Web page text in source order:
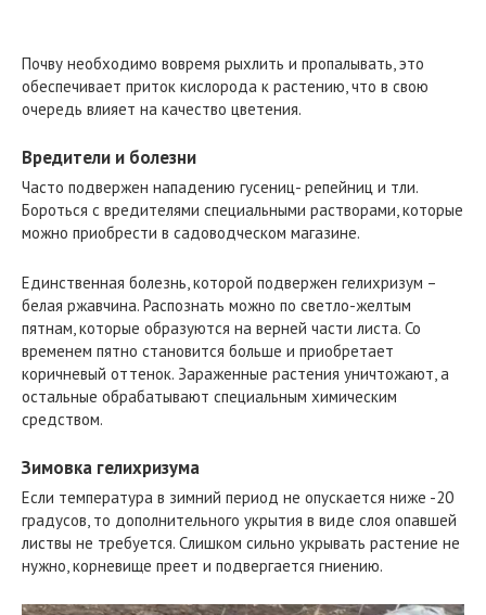
Почву необходимо вовремя рыхлить и пропалывать, это
обеспечивает приток кислорода к растению, что в свою
очередь влияет на качество цветения.
Вредители и болезни
Часто подвержен нападению гусениц- репейниц и тли.
Бороться с вредителями специальными растворами, которые
можно приобрести в садоводческом магазине.
Единственная болезнь, которой подвержен гелихризум –
белая ржавчина. Распознать можно по светло-желтым
пятнам, которые образуются на верней части листа. Со
временем пятно становится больше и приобретает
коричневый оттенок. Зараженные растения уничтожают, а
остальные обрабатывают специальным химическим
средством.
Зимовка гелихризума
Если температура в зимний период не опускается ниже -20
градусов, то дополнительного укрытия в виде слоя опавшей
листвы не требуется. Слишком сильно укрывать растение не
нужно, корневище преет и подвергается гниению.